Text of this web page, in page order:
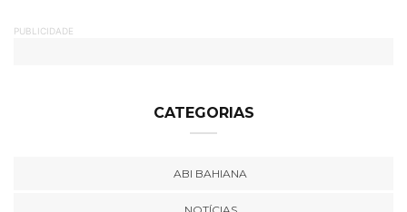
PUBLICIDADE
CATEGORIAS
ABI BAHIANA